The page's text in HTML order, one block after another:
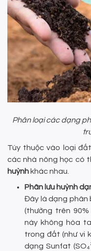
Phân loại các dạng
Tùy thuộc vào loại
các nhà nông học có
huỳnh khác nhau.
Phân lưu huỳnh
Đây là dạng phân
(thường trên
này không hòa
trong đất (như vi
dạng Sunfat